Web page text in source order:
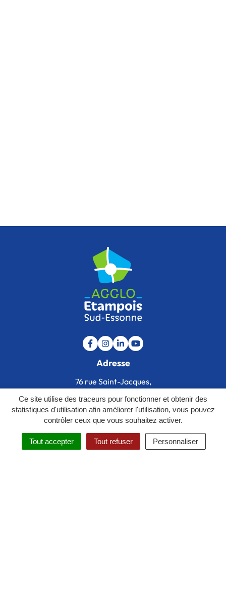
Ce site utilise des traceurs pour fonctionner et obtenir des
statistiques d'utilisation afin améliorer l'utilisation, vous pouvez
contrôler ceux que vous souhaitez activer.
Tout accepter Tout refuser Personnaliser
MENU RECHERCHE
Lien vers le compte Facebook
Lien vers le compte Instagram
Lien vers le compte Linkedin
Lien vers la chaîne
Adresse
76 rue Saint-Jacques,
91150 Étampes
01 64 59 26 72
Horaires d'ouverture